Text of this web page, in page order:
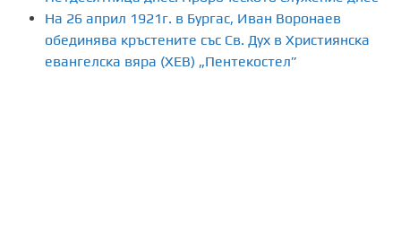
На 26 април 1921г. в Бургас, Иван Воронаев
обединява кръстените със Св. Дух в Християнска
евангелска вяра (ХЕВ) „Пентекостел”